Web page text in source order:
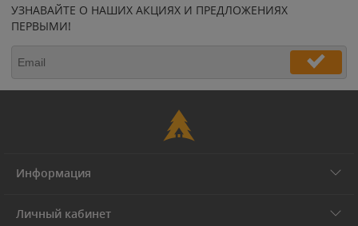
УЗНАВАЙТЕ О НАШИХ АКЦИЯХ И ПРЕДЛОЖЕНИЯХ
ПЕРВЫМИ!
Информация
Личный кабинет